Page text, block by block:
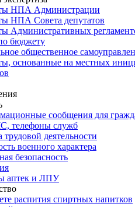
НПА Администрации
НПА Совета депутатов
Административных
бюджету
общественное
основанные на местных
сообщения для
телефоны служб
трудовой деятельности
военного характера
безопасность
аптек и ЛПУ
распития спиртных напитков